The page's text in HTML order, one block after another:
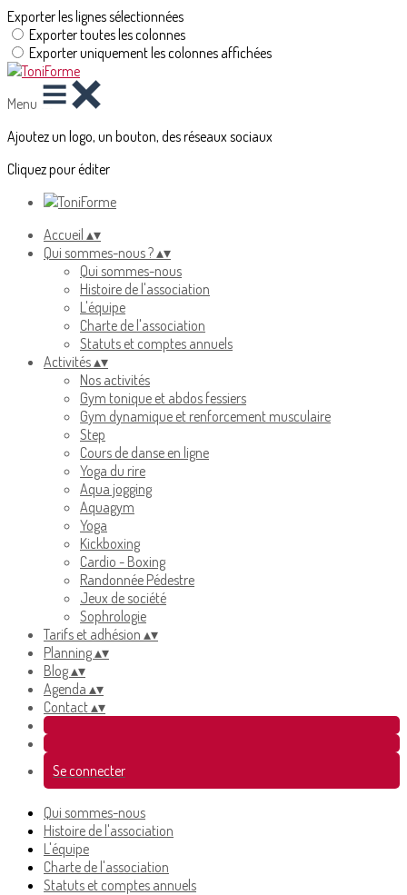
Exporter les lignes sélectionnées
Exporter toutes les colonnes
Exporter uniquement les colonnes affichées
Menu
Ajoutez un logo, un bouton, des réseaux sociaux
Cliquez pour éditer
Accueil ▴▾
Qui sommes-nous ?▴▾
Qui sommes-nous
Histoire de l'association
L'équipe
Charte de l'association
Statuts et comptes annuels
Activités▴▾
Nos activités
Gym tonique et abdos fessiers
Gym dynamique et renforcement musculaire
Step
Cours de danse en ligne
Yoga du rire
Aqua jogging
Aquagym
Yoga
Kickboxing
Cardio - Boxing
Randonnée Pédestre
Jeux de société
Sophrologie
Tarifs et adhésion ▴▾
Planning▴▾
Blog▴▾
Agenda ▴▾
Contact▴▾
Se connecter
Qui sommes-nous
Histoire de l'association
L'équipe
Charte de l'association
Statuts et comptes annuels